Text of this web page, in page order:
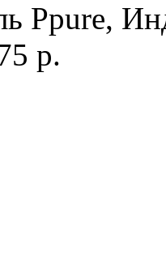
Ppure,
р.